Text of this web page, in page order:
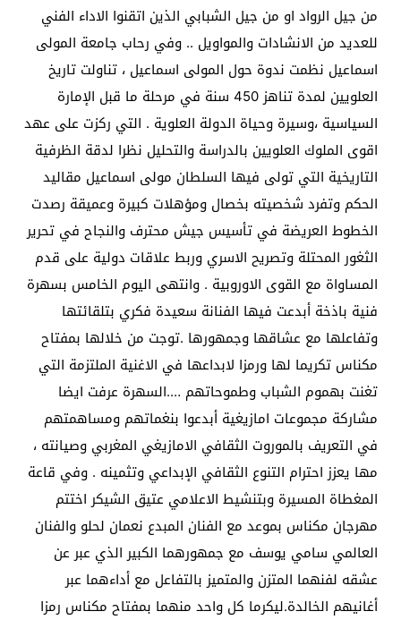
من جيل الرواد او من جيل الشبابي الذين اتقنوا الاداء الفني
للعديد من الانشادات والمواويل .. وفي رحاب جامعة المولى
اسماعيل نظمت ندوة حول المولى اسماعيل ، تناولت تاريخ
العلويين لمدة تناهز 450 سنة في مرحلة ما قبل الإمارة
السياسية ،وسيرة وحياة الدولة العلوية . التي ركزت على عهد
اقوى الملوك العلويين بالدراسة والتحليل نظرا لدقة الظرفية
التاريخية التي تولى فيها السلطان مولى اسماعيل مقاليد
الحكم وتفرد شخصيته بخصال ومؤهلات كبيرة وعميقة رصدت
الخطوط العريضة في تأسيس جيش محترف والنجاح في تحرير
الثغور المحتلة وتصريح الاسري وربط علاقات دولية على قدم
المساواة مع القوى الاوروبية . وانتهى اليوم الخامس بسهرة
فنية باذخة أبدعت فيها الفنانة سعيدة فكري بتلقائتها
وتفاعلها مع عشاقها وجمهورها .توجت من خلالها بمفتاح
مكناس تكريما لها ورمزا لابداعها في الاغنية الملتزمة التي
تغنت بهموم الشباب وطموحاتهم ….السهرة عرفت ايضا
مشاركة مجموعات امازيغية أبدعوا بنغماتهم ومساهمتهم
في التعريف بالموروت الثقافي الامازيغي المغربي وصيانته ،
مها يعزز احترام التنوع الثقافي الإبداعي وتثمينه . وفي قاعة
المغطاة المسيرة وبتنشيط الاعلامي عتيق الشيكر اختتم
مهرجان مكناس بموعد مع الفنان المبدع نعمان لحلو والفنان
العالمي سامي يوسف مع جمهورهما الكبير الذي عبر عن
عشقه لفنهما المتزن والمتميز بالتفاعل مع أداءهما عبر
أغانيهم الخالدة.ليكرما كل واحد منهما بمفتاح مكناس رمزا